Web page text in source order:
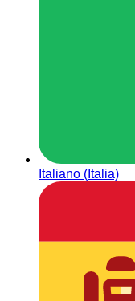
Italiano (Italia)